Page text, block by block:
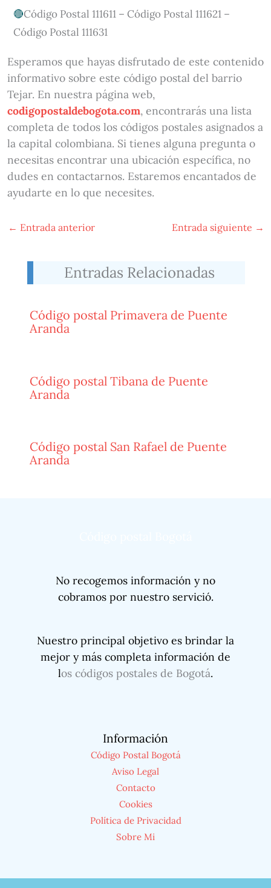
Código Postal 111611 – Código Postal 111621 –
Código Postal 111631
Esperamos que hayas disfrutado de este contenido
informativo sobre este código postal del barrio
Tejar. En nuestra página web,
codigopostaldebogota.com, encontrarás una lista
completa de todos los códigos postales asignados a
la capital colombiana. Si tienes alguna pregunta o
necesitas encontrar una ubicación específica, no
dudes en contactarnos. Estaremos encantados de
ayudarte en lo que necesites.
← Entrada anterior Entrada siguiente →
Entradas Relacionadas
Código postal Primavera de Puente
Aranda
Código postal Tibana de Puente
Aranda
Código postal San Rafael de Puente
Aranda
No recogemos información y no
cobramos por nuestro servició.
Nuestro principal objetivo es brindar la
mejor y más completa información de
los códigos postales de Bogotá.
Información
Código Postal Bogotá
Aviso Legal
Contacto
Cookies
Política de Privacidad
Sobre Mi